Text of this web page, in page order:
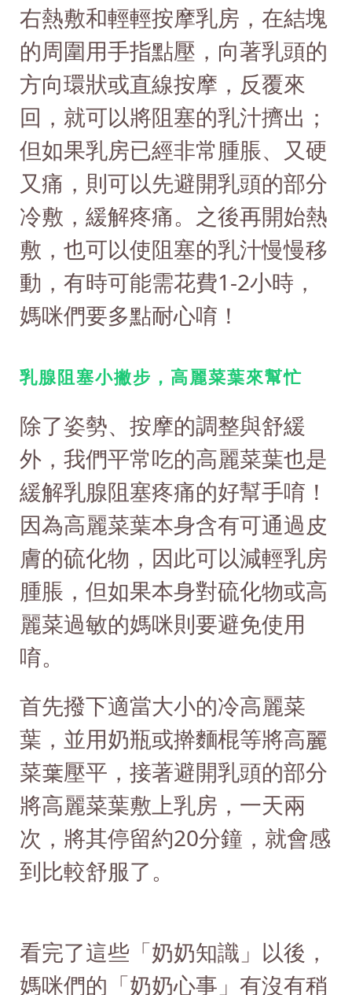
右熱敷和輕輕按摩乳房，在結塊
的周圍用手指點壓，向著乳頭的
方向環狀或直線按摩，反覆來
回，就可以將阻塞的乳汁擠出；
但如果乳房已經非常腫脹、又硬
又痛，則可以先避開乳頭的部分
冷敷，緩解疼痛。之後再開始熱
敷，也可以使阻塞的乳汁慢慢移
動，有時可能需花費1-2小時，
媽咪們要多點耐心唷！
乳腺阻塞小撇步，高麗菜葉來幫忙
除了姿勢、按摩的調整與舒緩
外，我們平常吃的高麗菜葉也是
緩解乳腺阻塞疼痛的好幫手唷！
因為高麗菜葉本身含有可通過皮
膚的硫化物，因此可以減輕乳房
腫脹，但如果本身對硫化物或高
麗菜過敏的媽咪則要避免使用
唷。
首先撥下適當大小的冷高麗菜
葉，並用奶瓶或擀麵棍等將高麗
菜葉壓平，接著避開乳頭的部分
將高麗菜葉敷上乳房，一天兩
次，將其停留約20分鐘，就會感
到比較舒服了。
看完了這些「奶奶知識」以後，
媽咪們的「奶奶心事」有沒有稍